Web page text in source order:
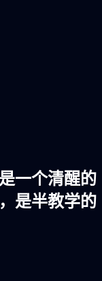
一个清醒的
是半教学的